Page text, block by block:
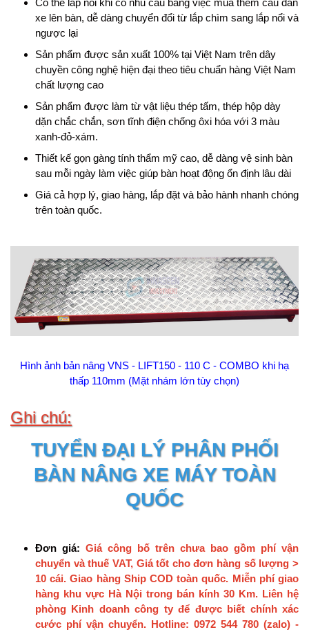
Có thể lắp nổi khi có nhu cầu bằng việc mua thêm cầu dẫn
xe lên bàn, dễ dàng chuyển đổi từ lắp chìm sang lắp nổi và
ngược lại
Sản phẩm được sản xuất 100% tại Việt Nam trên dây
chuyền công nghệ hiện đại theo tiêu chuẩn hàng Việt Nam
chất lượng cao
Sản phẩm được làm từ vật liệu thép tấm, thép hộp dày
dặn chắc chắn, sơn tĩnh điện chống ôxi hóa với 3 màu
xanh-đỏ-xám.
Thiết kế gọn gàng tính thẩm mỹ cao, dễ dàng vệ sinh bàn
sau mỗi ngày làm việc giúp bàn hoạt động ổn định lâu dài
Giá cả hợp lý, giao hàng, lắp đặt và bảo hành nhanh chóng
trên toàn quốc.
Hình ảnh bản nâng VNS - LIFT150 - 110 C - COMBO khi hạ
thấp 110mm (Mặt nhám lớn tùy chọn)
Ghi chú:
TUYỂN ĐẠI LÝ PHÂN PHỐI
BÀN NÂNG XE MÁY TOÀN
QUỐC
Đơn giá: Giá công bố trên chưa bao gồm phí vận
chuyển và thuế VAT, Giá tốt cho đơn hàng số lượng >
10 cái.Giao hàng Ship COD toàn quốc. Miễn phí giao
hàng khu vực Hà Nội trong bán kính 30 Km. Liên hệ
phòng Kinh doanh công ty để được biết chính xác
cước phí vận chuyển. Hotline: 0972 544 780 (zalo) -